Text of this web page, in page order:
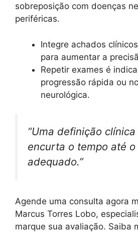
sobreposição com doenças
periféricas.
Integre achados
para aumentar a
Repetir exames é
progressão rápida ou
neurológica.
“Uma definição
encurta o tempo até
adequado.”
Agende uma consulta agora
Marcus Torres Lobo,
marque sua avaliação. Saiba